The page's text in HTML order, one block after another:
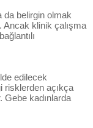
da belirgin olmak
Ancak klinik çalışma
edilecek
risklerden açıkça
Gebe kadınlarda